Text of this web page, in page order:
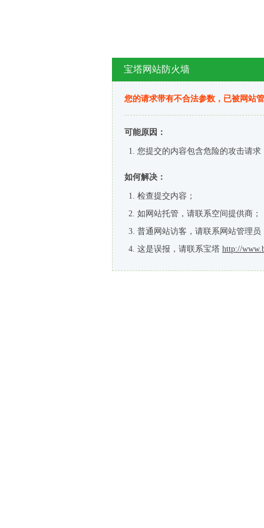
宝塔网站防火墙
您的请求带有不合法参数，已被网站
可能原因：
您提交的内容包含危险的攻击请求
如何解决：
检查提交内容；
如网站托管，请联系空间提供商；
普通网站访客，请联系网站管理员
这是误报，请联系宝塔 http://